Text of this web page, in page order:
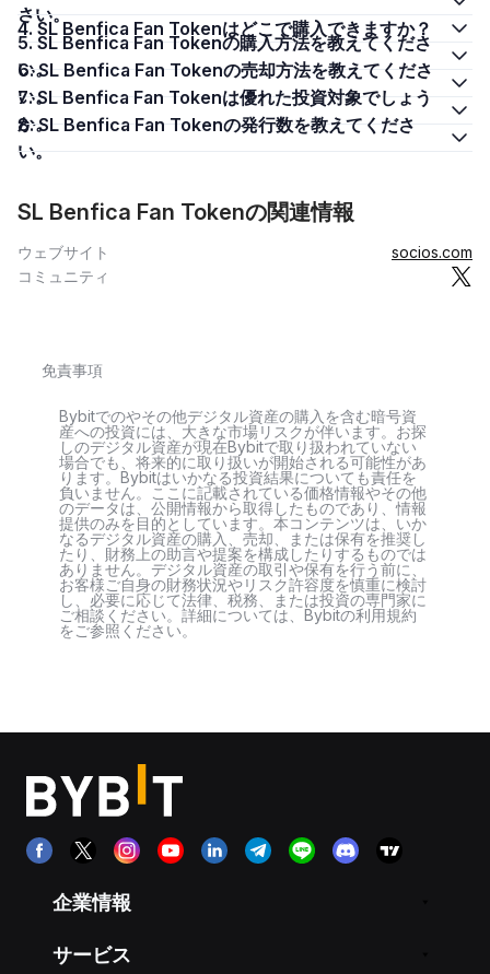
さい。
4. SL Benfica Fan Tokenはどこで購入できますか？
5. SL Benfica Fan Tokenの購入方法を教えてくださ
い。
6. SL Benfica Fan Tokenの売却方法を教えてくださ
い。
7. SL Benfica Fan Tokenは優れた投資対象でしょう
か。
8. SL Benfica Fan Tokenの発行数を教えてくださ
い。
SL Benfica Fan Tokenの関連情報
ウェブサイト
socios.com
コミュニティ
免責事項
Bybitでのやその他デジタル資産の購入を含む暗号資
産への投資には、大きな市場リスクが伴います。お探
しのデジタル資産が現在Bybitで取り扱われていない
場合でも、将来的に取り扱いが開始される可能性があ
ります。Bybitはいかなる投資結果についても責任を
負いません。ここに記載されている価格情報やその他
のデータは、公開情報から取得したものであり、情報
提供のみを目的としています。本コンテンツは、いか
なるデジタル資産の購入、売却、または保有を推奨し
たり、財務上の助言や提案を構成したりするものでは
ありません。デジタル資産の取引や保有を行う前に、
お客様ご自身の財務状況やリスク許容度を慎重に検討
し、必要に応じて法律、税務、または投資の専門家に
ご相談ください。詳細については、Bybitの利用規約
をご参照ください。
企業情報
サービス